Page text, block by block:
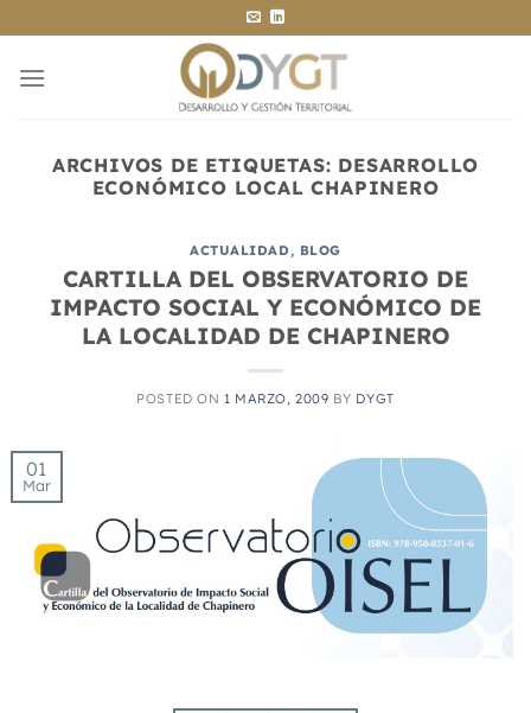
al
contenido
ARCHIVOS DE ETIQUETAS: DESARROLLO
ECONÓMICO LOCAL CHAPINERO
ACTUALIDAD, BLOG
CARTILLA DEL OBSERVATORIO DE
IMPACTO SOCIAL Y ECONÓMICO DE
LA LOCALIDAD DE CHAPINERO
POSTED ON 1 MARZO, 2009 BY DYGT
01
Mar